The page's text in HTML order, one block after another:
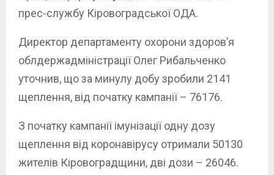
прес-службу Кіровоградської ОДА.
Директор департаменту охорони здоров’я
облдержадміністрації Олег Рибальченко
уточнив, що за минулу добу зробили 2141
щеплення, від початку кампанії – 76176.
З початку кампанії імунізації одну дозу
щеплення від коронавірусу отримали 50130
жителів Кіровоградщини, дві дози – 26046.